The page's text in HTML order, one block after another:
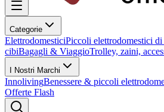
Categorie
ElettrodomesticiPiccoli elettrodomestici
cibiBagagli & ViaggioTrolley, zaini,
I Nostri Marchi
InnolivingBenessere & piccoli
Offerte Flash